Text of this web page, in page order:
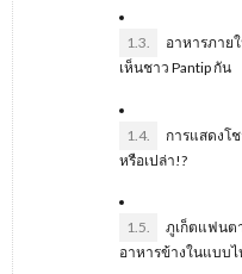
1.3.
อาหารภาย
เห็นชาว Pantip กัน
1.4.
การแสดงโ
หรือเปล่า!?
1.5.
ภูเก็ตแฟนต
อาหารข้างในแบบ